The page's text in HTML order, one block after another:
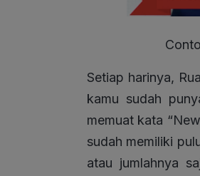
Setiap harinya,
kamu sudah
memuat kata
sudah memiliki
atau jumlahnya